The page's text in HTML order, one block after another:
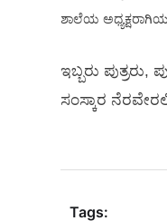
ಶಾಲೆಯ
ಇಬ್ಬರು
ಸಂಸ್ಕಾರ
Tags: